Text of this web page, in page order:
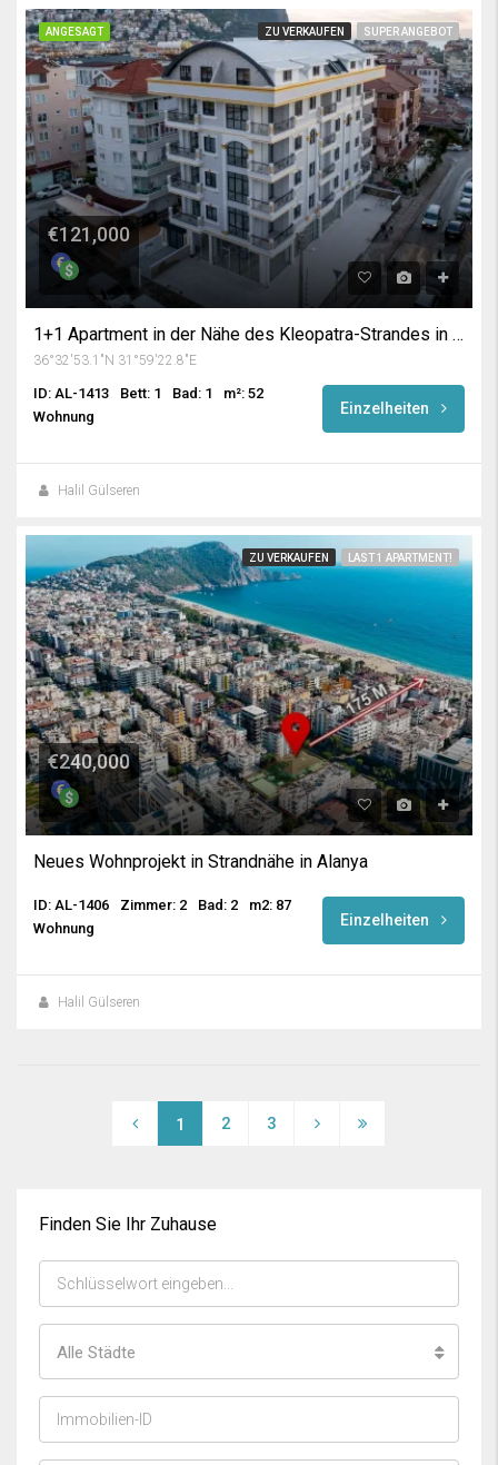
ANGESAGT ZU VERKAUFEN SUPER ANGEBOT
€121,000
1+1 Apartment in der Nähe des Kleopatra-Strandes in Alanya
36°32'53.1"N 31°59'22.8"E
ID: AL-1413 Bett: 1 Bad: 1
m²: 52
Wohnung
Einzelheiten
Halil Gülseren
ZU VERKAUFEN LAST 1 APARTMENT!
€240,000
Neues Wohnprojekt in Strandnähe in Alanya
ID: AL-1406 Zimmer: 2 Bad: 2
m2: 87
Wohnung
Einzelheiten
Halil Gülseren
1 2 3
Finden Sie Ihr Zuhause
Alle Städte